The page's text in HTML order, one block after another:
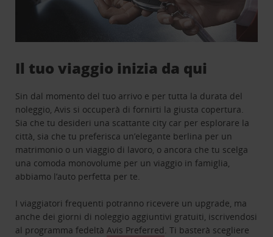
Il tuo viaggio inizia da qui
Sin dal momento del tuo arrivo e per tutta la durata del
noleggio, Avis si occuperà di fornirti la giusta copertura.
Sia che tu desideri una scattante city car per esplorare la
città, sia che tu preferisca un’elegante berlina per un
matrimonio o un viaggio di lavoro, o ancora che tu scelga
una comoda monovolume per un viaggio in famiglia,
abbiamo l’auto perfetta per te.
I viaggiatori frequenti potranno ricevere un upgrade, ma
anche dei giorni di noleggio aggiuntivi gratuiti, iscrivendosi
al programma fedeltàAvis Preferred. Ti basterà scegliere